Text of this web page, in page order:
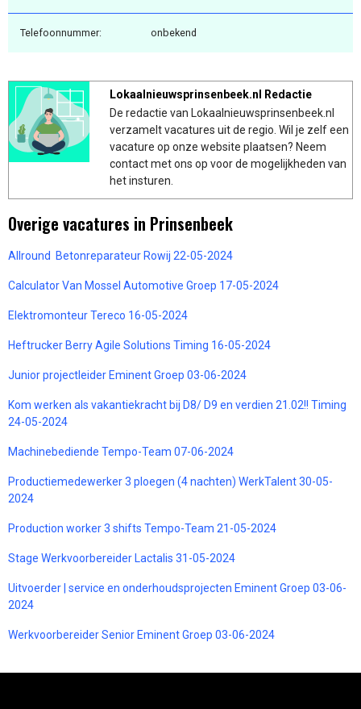
Telefoonnummer: onbekend
Lokaalnieuwsprinsenbeek.nl Redactie
De redactie van Lokaalnieuwsprinsenbeek.nl
verzamelt vacatures uit de regio. Wil je zelf een
vacature op onze website plaatsen? Neem
contact met ons op voor de mogelijkheden van
het insturen.
Overige vacatures in Prinsenbeek
Allround Betonreparateur Rowij 22-05-2024
Calculator Van Mossel Automotive Groep 17-05-2024
Elektromonteur Tereco 16-05-2024
Heftrucker Berry Agile Solutions Timing 16-05-2024
Junior projectleider Eminent Groep 03-06-2024
Kom werken als vakantiekracht bij D8/ D9 en verdien 21.02!! Timing
24-05-2024
Machinebediende Tempo-Team 07-06-2024
Productiemedewerker 3 ploegen (4 nachten) WerkTalent 30-05-
2024
Production worker 3 shifts Tempo-Team 21-05-2024
Stage Werkvoorbereider Lactalis 31-05-2024
Uitvoerder | service en onderhoudsprojecten Eminent Groep 03-06-
2024
Werkvoorbereider Senior Eminent Groep 03-06-2024